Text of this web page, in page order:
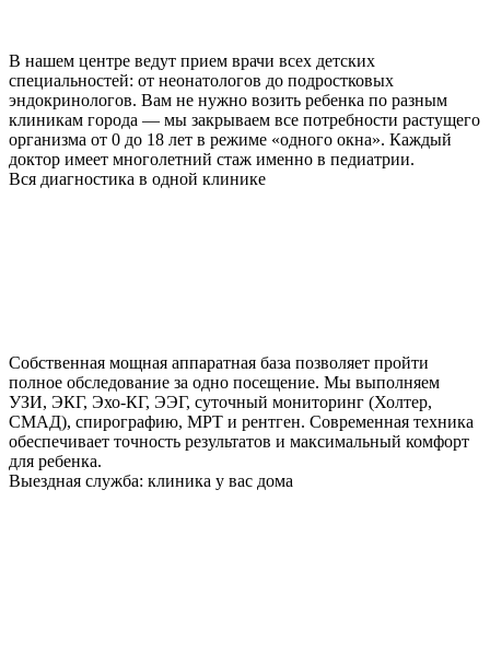
В нашем центре ведут прием врачи всех детских
специальностей: от неонатологов до подростковых
эндокринологов. Вам не нужно возить ребенка по разным
клиникам города — мы закрываем все потребности растущего
организма от 0 до 18 лет в режиме «одного окна». Каждый
доктор имеет многолетний стаж именно в педиатрии.
Вся диагностика в одной клинике
Собственная мощная аппаратная база позволяет пройти
полное обследование за одно посещение. Мы выполняем
УЗИ, ЭКГ, Эхо-КГ, ЭЭГ, суточный мониторинг (Холтер,
СМАД), спирографию, МРТ и рентген. Современная техника
обеспечивает точность результатов и максимальный комфорт
для ребенка.
Выездная служба: клиника у вас дома